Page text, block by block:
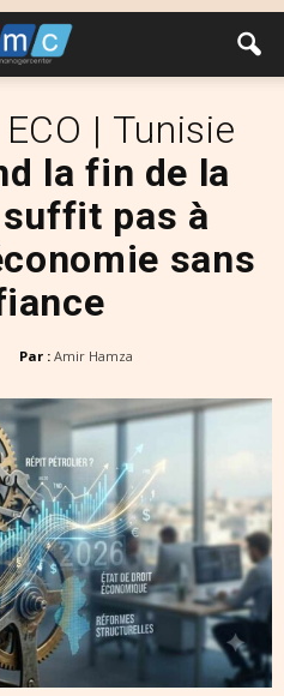
| Tunisie
la fin de la
pas à
sans
Par : Amir Hamza